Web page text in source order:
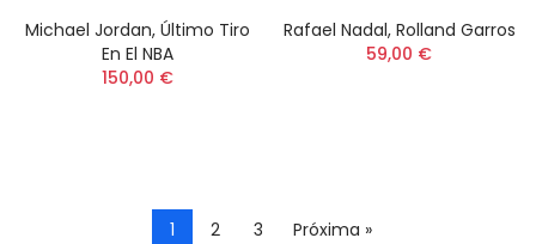
Michael Jordan, Último Tiro
En El NBA
150,00 €
Rafael Nadal, Rolland Garros
59,00 €
1 2 3 Próxima »